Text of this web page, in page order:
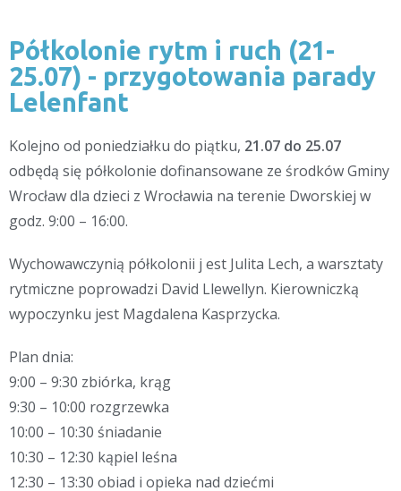
Półkolonie rytm i ruch (21-
25.07) - przygotowania parady
Lelenfant
Kolejno od poniedziałku do piątku, 21.07 do 25.07
odbędą się półkolonie dofinansowane ze środków Gminy
Wrocław dla dzieci z Wrocławia na terenie Dworskiej w
godz. 9:00 – 16:00.
Wychowawczynią półkolonii j est Julita Lech, a warsztaty
rytmiczne poprowadzi David Llewellyn. Kierowniczką
wypoczynku jest Magdalena Kasprzycka.
Plan dnia:
9:00 – 9:30 zbiórka, krąg
9:30 – 10:00 rozgrzewka
10:00 – 10:30 śniadanie
10:30 – 12:30 kąpiel leśna
12:30 – 13:30 obiad i opieka nad dziećmi